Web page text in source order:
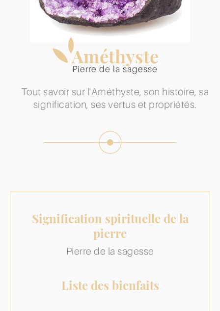
Améthyste
Pierre de la sagesse
Tout savoir sur l'Améthyste, son histoire, sa
signification, ses vertus et propriétés.
Signification spirituelle de la
pierre
Pierre de la sagesse
Liste des bienfaits